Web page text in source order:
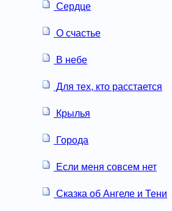
Сердце
О счастье
В небе
Для тех, кто расстается
Крылья
Города
Если меня совсем нет
Сказка об Ангеле и Тени